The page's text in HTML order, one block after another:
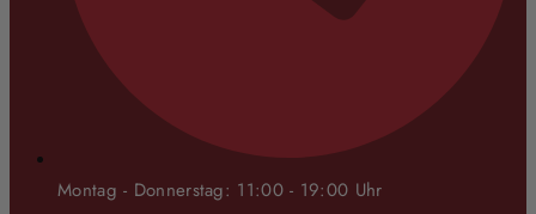
Montag - Donnerstag: 11:00 - 19:00 Uhr